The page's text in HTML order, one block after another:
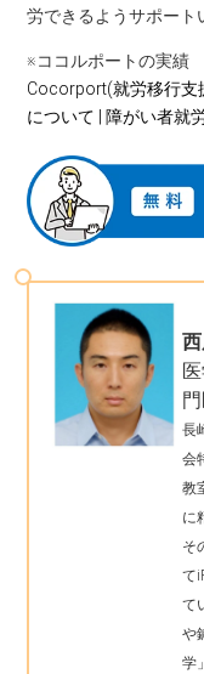
労できるようサポート
※ココルポートの実績
Cocorport(就労移行支
について | 障がい者就
長
会
教
に
そ
て
て
や
学